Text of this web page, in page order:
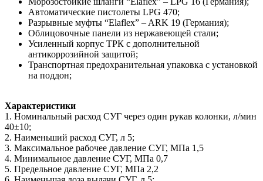
Автоматические пистолеты LPG 470;
Разрывные муфты “Elaflex” – ARK 19 (Германия);
Облицовочные панели из нержавеющей стали;
Усиленный корпус ТРК с дополнительной
антикоррозийной защитой;
Транспортная предохранительная упаковка с установкой
на поддон;
Характеристики
1. Номинальный расход СУГ через один рукав колонки, л/мин
40±10;
2. Наименьший расход СУГ, л 5;
3. Максимальное рабочее давление СУГ, МПа 1,5
4. Минимальное давление СУГ, МПа 0,7
5. Предельное давление СУГ, МПа 2,2